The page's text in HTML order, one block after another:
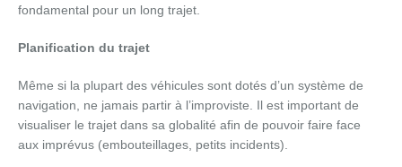
fondamental pour un long trajet.
Planification du trajet
Même si la plupart des véhicules sont dotés d’un système de
navigation, ne jamais partir à l’improviste. Il est important de
visualiser le trajet dans sa globalité afin de pouvoir faire face
aux imprévus (embouteillages, petits incidents).